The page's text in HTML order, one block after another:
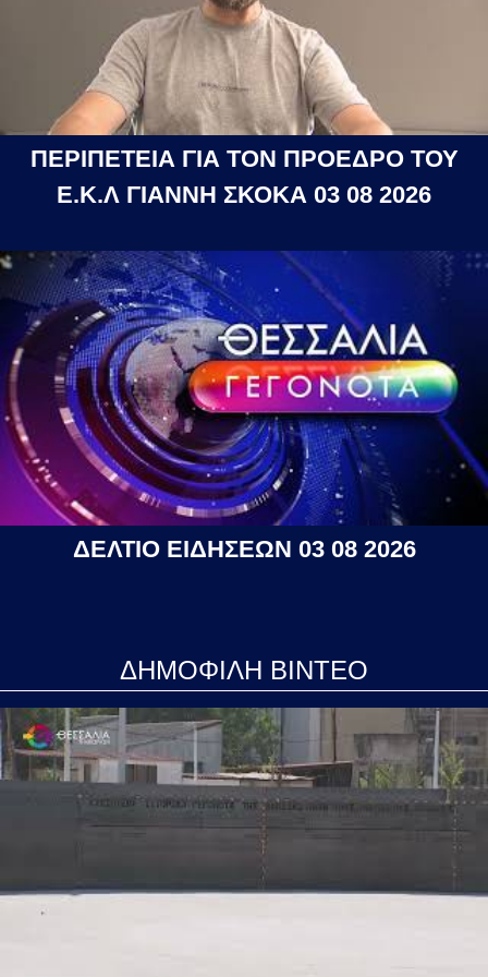
ΠΕΡΙΠΕΤΕΙΑ ΓΙΑ ΤΟΝ ΠΡΟΕΔΡΟ ΤΟΥ
Ε.Κ.Λ ΓΙΑΝΝΗ ΣΚΟΚΑ 03 08 2026
ΔΕΛΤΙΟ ΕΙΔΗΣΕΩΝ 03 08 2026
ΔΗΜΟΦΙΛΗ ΒΙΝΤΕΟ